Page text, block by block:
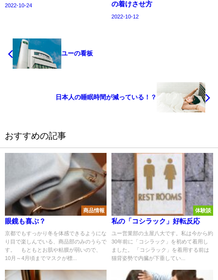
2022-10-24
の着けさせ方
2022-10-12
ユーの看板
日本人の睡眠時間が減っている！？
おすすめの記事
商品情報
眼鏡も喜ぶ？
京都でもすっかり冬を体感できるようにな
り目で楽しんでいる、商品部のみのうらで
す。 もともとお肌や粘膜が弱いので、
10月～4月頃までマスクが標...
体験談
私の「コシラック」好転反応
ユー営業部の圡屋八大です。私は今から約
30年前に「コシラック」を初めて着用し
ました。 「コシラック」を着用する前は
猫背姿勢で内臓が下垂してい...